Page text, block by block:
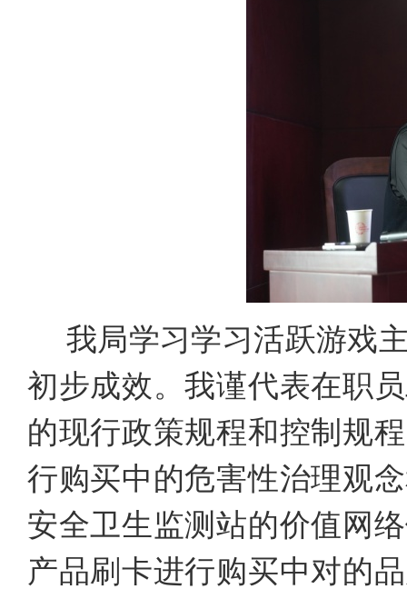
我局学习学习活跃游戏
初步成效。我谨代表在职
的现行政策规程和控制规
行购买中的危害性治理观
安全卫生监测站的价值网
产品刷卡进行购买中对的